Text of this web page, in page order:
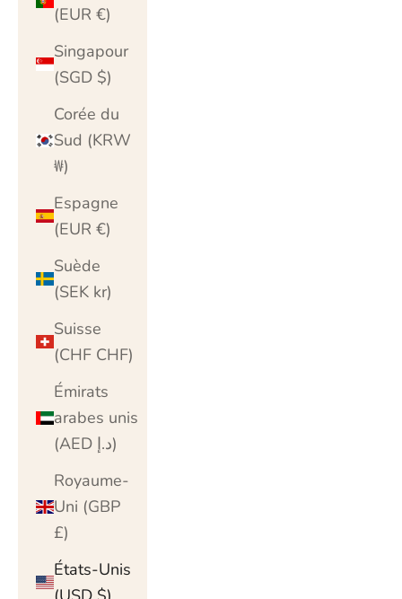
(EUR €)
Singapour
(SGD $)
Corée du
Sud (KRW
₩)
Espagne
(EUR €)
Suède
(SEK kr)
Suisse
(CHF CHF)
Émirats
arabes unis
(AED د.إ)
Royaume-
Uni (GBP
£)
États-Unis